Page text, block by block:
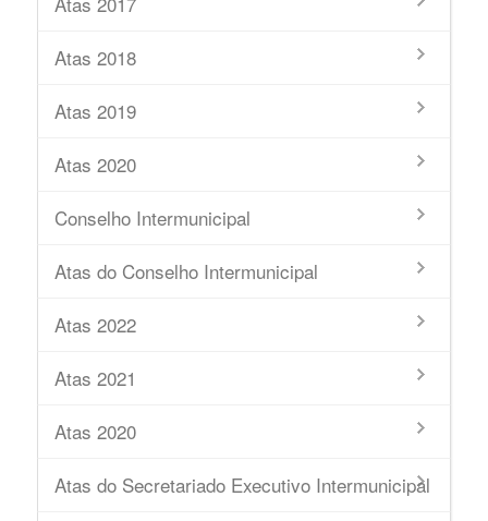
Atas 2018
Atas 2019
Atas 2020
Conselho Intermunicipal
Atas do Conselho Intermunicipal
Atas 2022
Atas 2021
Atas 2020
Atas do Secretariado Executivo Intermunicipal